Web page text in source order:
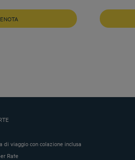
di viaggio con colazione inclusa
Rate